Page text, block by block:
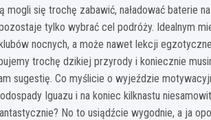
się trochę zabawić, naładować baterie
tylko wybrać cel podróży. Idealnym
nocnych, a może nawet lekcji
trochę dzikiej przyrody i koniecznie
sugestię. Co myślicie o wyjeździe
Iguazu i na koniec kilknastu
No to usiądźcie wygodnie, a ja